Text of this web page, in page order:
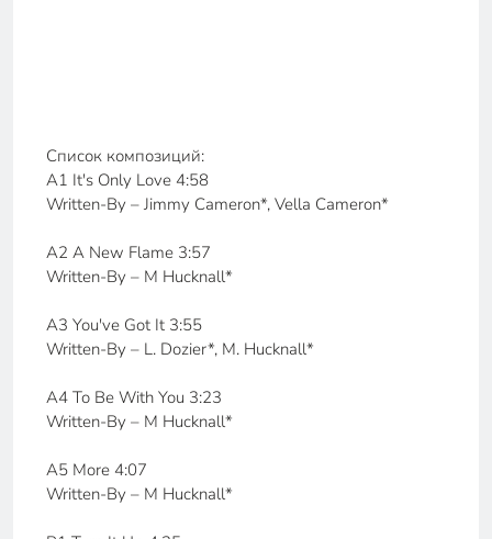
Список композиций:
A1 It's Only Love 4:58
Written-By – Jimmy Cameron*, Vella Cameron*
A2 A New Flame 3:57
Written-By – M Hucknall*
A3 You've Got It 3:55
Written-By – L. Dozier*, M. Hucknall*
A4 To Be With You 3:23
Written-By – M Hucknall*
A5 More 4:07
Written-By – M Hucknall*